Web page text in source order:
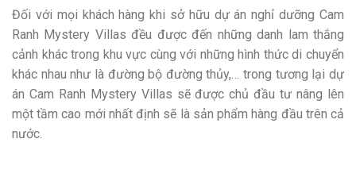
Đối với mọi khách hàng khi sở hữu dự án nghỉ dưỡng Cam
Ranh Mystery Villas đều được đến những danh lam thắng
cảnh khác trong khu vực cùng với những hình thức di chuyển
khác nhau như là đường bộ đường thủy,… trong tương lại dự
án Cam Ranh Mystery Villas sẽ được chủ đầu tư nâng lên
một tầm cao mới nhất định sẽ là sản phẩm hàng đầu trên cả
nước.